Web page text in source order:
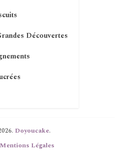
Découvertes
Doyoucake.
Mentions Légales